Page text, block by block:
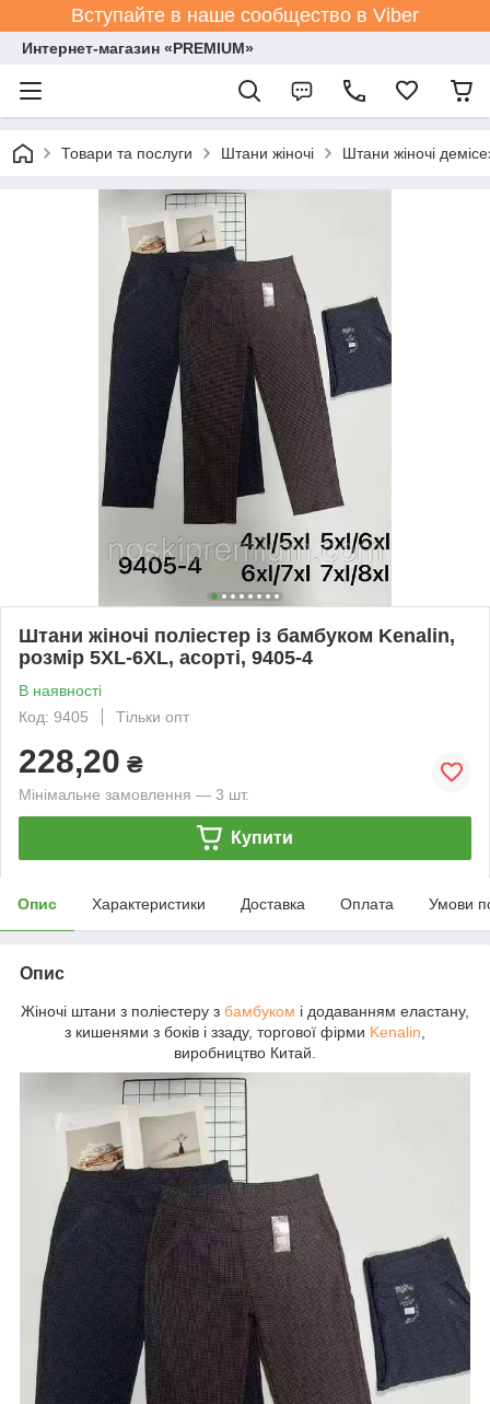
Вступайте в наше сообщество в Viber
Интернет-магазин «PREMIUM»
Товари та послуги Штани жіночі Штани жіночі
Штани жіночі поліестер із бамбуком Kenalin,
розмір 5XL-6XL, асорті, 9405-4
В наявності
Код: 9405
Тільки опт
228,20 ₴
Мінімальне замовлення — 3 шт.
Купити
Опис Характеристики Доставка Оплата Умови
Опис
Жіночі штани з поліестеру з бамбуком і додаванням еластану,
з кишенями з боків і ззаду, торгової фірми Kenalin
виробництво Китай.